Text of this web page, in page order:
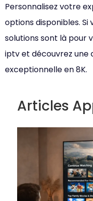
Personnalisez votre
options disponibles. Si
solutions sont là pour
iptv et découvrez une
exceptionnelle en 8K.
Articles